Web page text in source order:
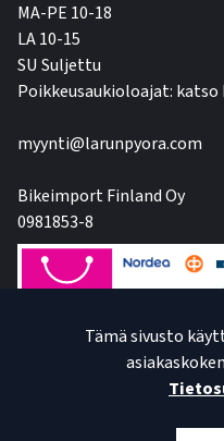
MA-PE 10-18
LA 10-15
SU Suljettu
Poikkeusaukioloajat:
myynti@larunpyora.com
Bikeimport Finland Oy
0981853-8
Tämä sivusto